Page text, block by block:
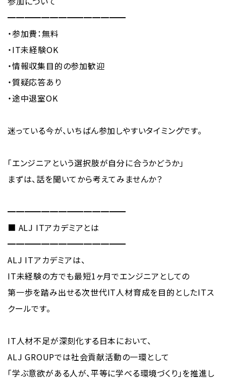
━━━━━━━━━━━━━━
・参加費：無料
・IT未経験OK
・情報収集目的の参加歓迎
・質疑応答あり
・途中退室OK
迷っている今が、いちばん参加しやすいタイミングです。
「エンジニアという選択肢が自分に合うかどうか」
まずは、話を聞いてから考えてみませんか？
━━━━━━━━━━━━━━
■ ALJ ITアカデミアとは
━━━━━━━━━━━━━━
ALJ ITアカデミアは、
IT未経験の方でも最短1ヶ月でエンジニアとしての
第一歩を踏み出せる次世代IT人材育成を目的としたITス
クールです。
IT人材不足が深刻化する日本において、
ALJ GROUPでは社会貢献活動の一環として
「学ぶ意欲がある人が、平等に学べる環境づくり」を推進し